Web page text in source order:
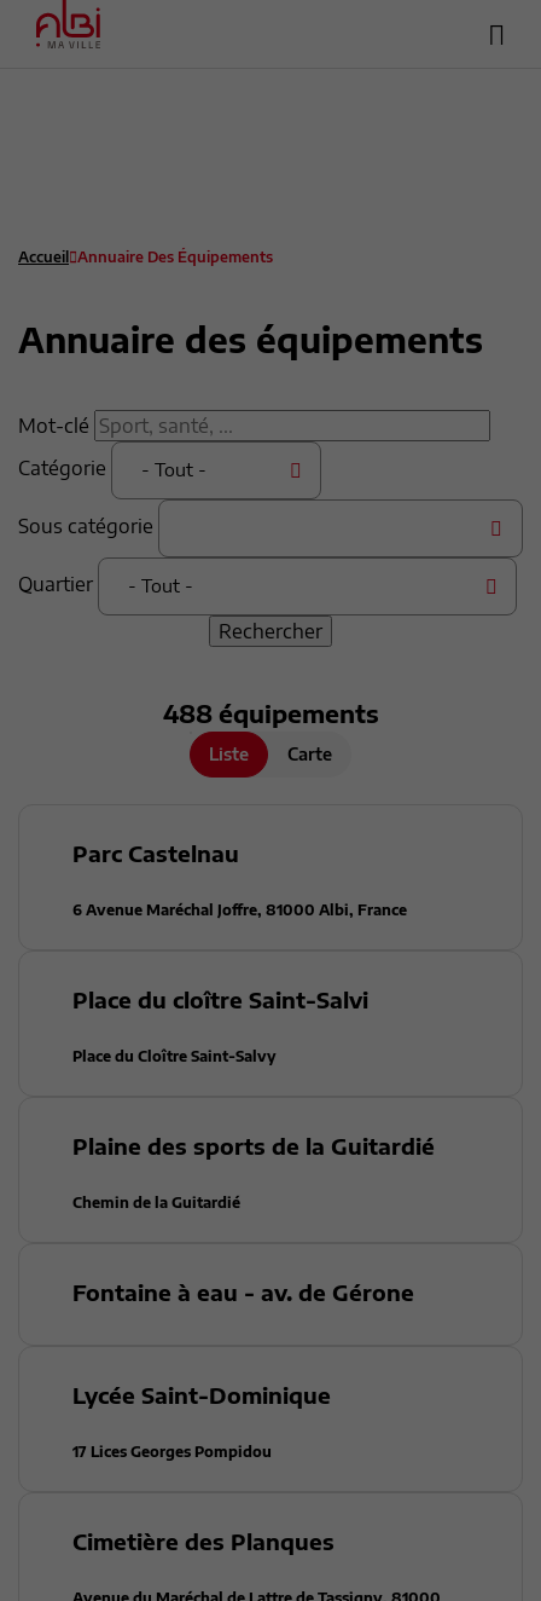
Accueil Annuaire Des Équipements
Annuaire des équipements
Mot-clé
Catégorie
- Tout -
Sous catégorie
Quartier - Tout -
488équipements
Liste Carte
Parc Castelnau
6 Avenue Maréchal Joffre, 81000 Albi, France
Place du cloître Saint-Salvi
Place du Cloître Saint-Salvy
Plaine des sports de la Guitardié
Chemin de la Guitardié
Fontaine à eau - av. de Gérone
Lycée Saint-Dominique
17 Lices Georges Pompidou
Cimetière des Planques